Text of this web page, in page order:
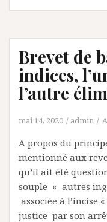
Brevet de
indices,
l’autre
mai 14, 2020 admin
A propos du
mentionné aux
qu’il ait été
souple « autres
associée à l’incise
justice par son